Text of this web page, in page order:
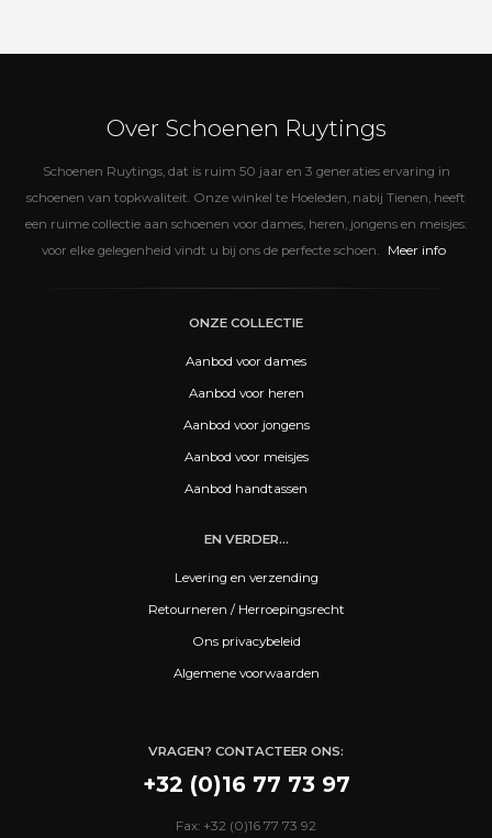
Over Schoenen Ruytings
Schoenen Ruytings, dat is ruim 50 jaar en 3 generaties ervaring in
schoenen van topkwaliteit. Onze winkel te Hoeleden, nabij Tienen, heeft
een ruime collectie aan schoenen voor dames, heren, jongens en meisjes:
voor elke gelegenheid vindt u bij ons de perfecte schoen.
Meer info
ONZE COLLECTIE
Aanbod voor dames
Aanbod voor heren
Aanbod voor jongens
Aanbod voor meisjes
Aanbod handtassen
EN VERDER...
Levering en verzending
Retourneren / Herroepingsrecht
Ons privacybeleid
Algemene voorwaarden
VRAGEN? CONTACTEER ONS:
+32 (0)16 77 73 97
Fax: +32 (0)16 77 73 92